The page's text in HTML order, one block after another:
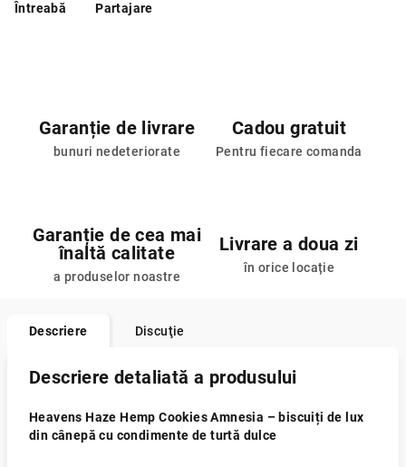
Întreabă Partajare
Garanție de livrare
bunuri nedeteriorate
Cadou gratuit
Pentru fiecare comanda
Garanție de cea mai
înaltă calitate
a produselor noastre
Livrare a doua zi
în orice locație
Descriere Discuţie
Descriere detaliată a produsului
Heavens Haze Hemp Cookies Amnesia – biscuiți de lux
din cânepă cu condimente de turtă dulce